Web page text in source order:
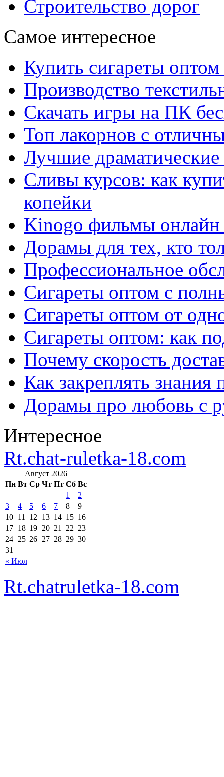
Строительство дорог
Самое интересное
Купить сигареты
Производство
Скачать игры на ПК
Топ лакорнов с
Лучшие
Сливы курсов: как
копейки
Kinogo фильмы онлайн
Дорамы для тех, кто
Профессиональное
Сигареты оптом с
Сигареты оптом от
Сигареты оптом: как
Почему скорость
Как закреплять знания
Дорамы про любовь с
Интересное
Rt.chat-ruletka-18.com
Август 2026
Пн Вт Ср Чт Пт Сб Вс
« Июл
1
2
3
4 5 6 7 8
9
10 11 12 13 14 15 16
17 18 19 20 21 22 23
24 25 26 27 28 29 30
31
Rt.chatruletka-18.com